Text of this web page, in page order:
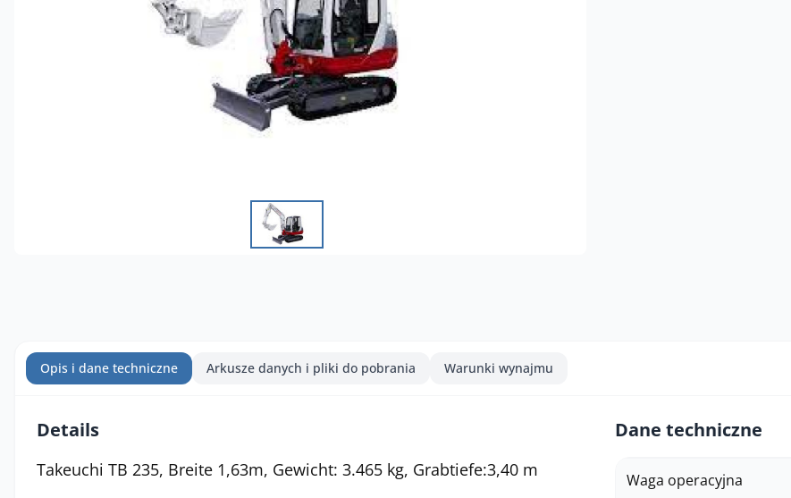
Opis i dane techniczne Arkusze danych i pliki do pobrania Warunki wynajmu
Details
Takeuchi TB 235, Breite 1,63m, Gewicht: 3.465 kg, Grabtiefe:3,40 m
Dane techniczne
Waga operacyjna